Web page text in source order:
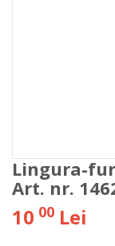
Lingura-
Art. nr.
10 00 Lei